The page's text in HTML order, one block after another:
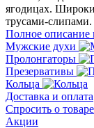
ягодицах.
трусами-слипами.
Полное описание
Мужские духи
Пролонгаторы
Презервативы
Кольца
Доставка и оплата
Спросить о товаре
Акции